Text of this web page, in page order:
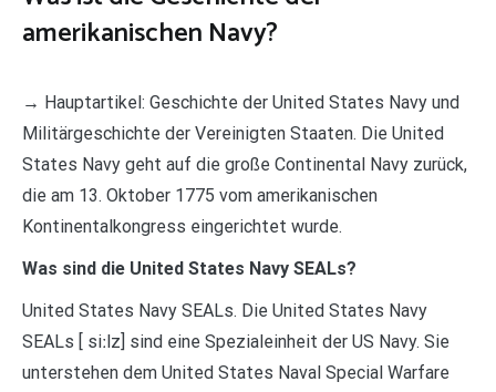
amerikanischen Navy?
→ Hauptartikel: Geschichte der United States Navy und
Militärgeschichte der Vereinigten Staaten. Die United
States Navy geht auf die große Continental Navy zurück,
die am 13. Oktober 1775 vom amerikanischen
Kontinentalkongress eingerichtet wurde.
Was sind die United States Navy SEALs?
United States Navy SEALs. Die United States Navy
SEALs [ siːlz] sind eine Spezialeinheit der US Navy. Sie
unterstehen dem United States Naval Special Warfare